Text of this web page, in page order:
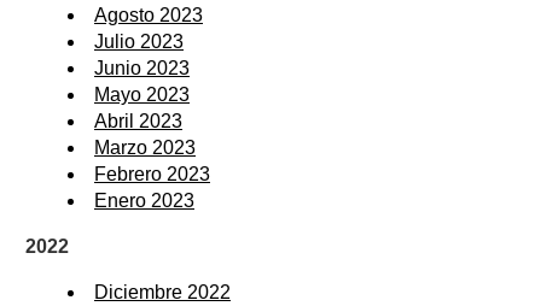
Agosto 2023
Julio 2023
Junio 2023
Mayo 2023
Abril 2023
Marzo 2023
Febrero 2023
Enero 2023
2022
Diciembre 2022